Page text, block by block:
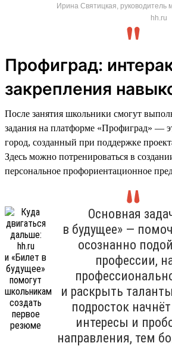
Ирина Святицкая, руководитель
hh.ru
Профиград:
закрепления
После занятия школьники смогут
задания на платформе «Профиград» —
город, созданный при поддержке
Здесь можно потренироваться в
персональное профориентационное
Основная
в будущее» —
осознанно
профессии,
и раскрыть
подросток
интересы и
направления, тем